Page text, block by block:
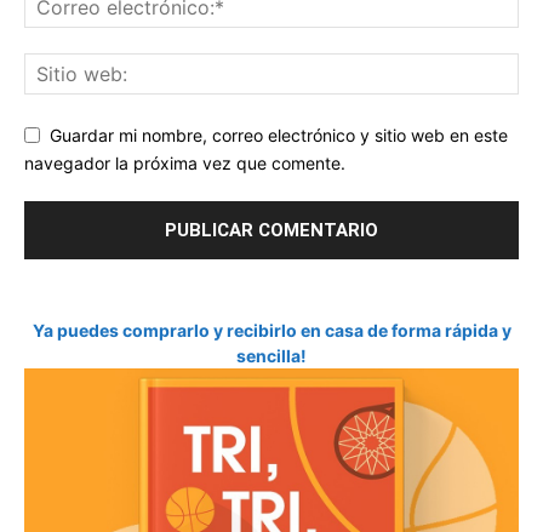
Guardar mi nombre, correo electrónico y sitio web en este
navegador la próxima vez que comente.
Ya puedes comprarlo y recibirlo en casa de forma rápida y
sencilla!